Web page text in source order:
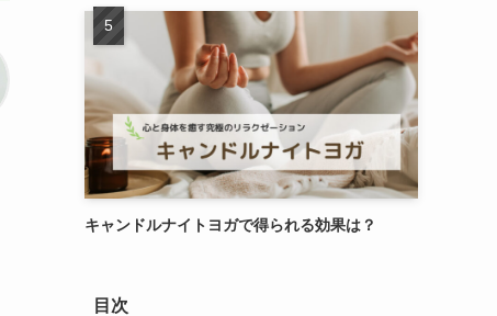
キャンドルナイトヨガで得られる効果は？
目次